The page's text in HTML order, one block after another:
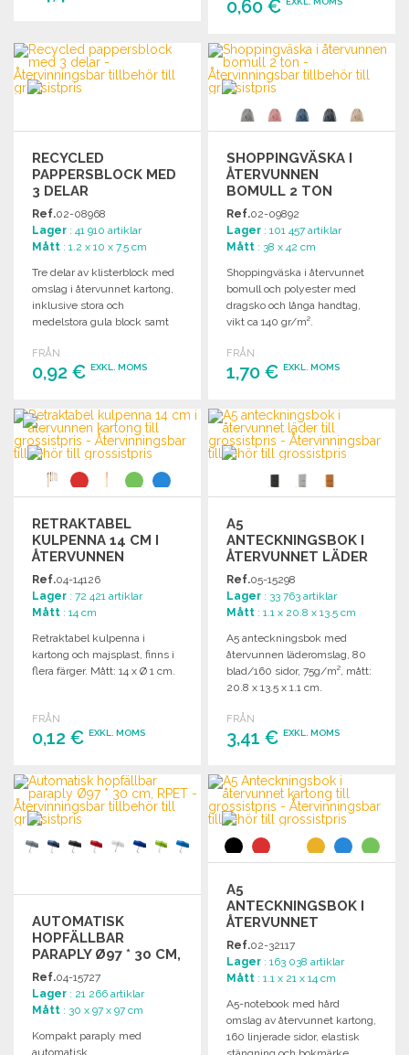
Begär offert
0,60 €
BESTÄLL
Begär offert
RECYCLED
PAPPERSBLOCK MED
3 DELAR
Ref.02-08968
Lager : 41 910 artiklar
Mått : 1.2 x 10 x 7.5 cm
Tre delar av klisterblock med
omslag i återvunnet kartong,
inklusive stora och
medelstora gula block samt
FRÅN
0,92 € EXKL. MOMS
BESTÄLL
Begär offert
SHOPPINGVÄSKA I
ÅTERVUNNEN
BOMULL 2 TON
Ref.02-09892
Lager : 101 457 artiklar
Mått : 38 x 42 cm
Shoppingväska i återvunnet
bomull och polyester med
dragsko och långa handtag,
vikt ca 140 gr/m².
FRÅN
1,70 €EXKL. MOMS
BESTÄLL
Begär offert
RETRAKTABEL
KULPENNA 14 CM I
ÅTERVUNNEN
KARTONG TILL
GROSSISTPRIS
Ref.04-14126
Lager : 72 421 artiklar
Mått : 14 cm
Retraktabel kulpenna i
kartong och majsplast, finns i
flera färger. Mått: 14 x Ø 1 cm.
FRÅN
0,12 € EXKL. MOMS
BESTÄLL
Begär offert
A5
ANTECKNINGSBOK I
ÅTERVUNNET LÄDER
Ref.05-15298
Lager : 33 763 artiklar
Mått : 1.1 x 20.8 x 13.5 cm
A5 anteckningsbok med
återvunnen läderomslag, 80
blad/160 sidor, 75g/m², mått:
20.8 x 13.5 x 1.1 cm.
FRÅN
3,41 €EXKL. MOMS
BESTÄLL
Begär offert
AUTOMATISK
HOPFÄLLBAR
PARAPLY Ø97 * 30 CM,
RPET TILL
GROSSISTPRIS
Ref.04-15727
Lager : 21 266 artiklar
Mått : 30 x 97 x 97 cm
Kompakt paraply med
automatisk
A5
ANTECKNINGSBOK I
ÅTERVUNNET
KARTONG
Ref.02-32117
Lager : 163 038 artiklar
Mått : 1.1 x 21 x 14 cm
A5-notebook med hård
omslag av återvunnet kartong,
160 linjerade sidor, elastisk